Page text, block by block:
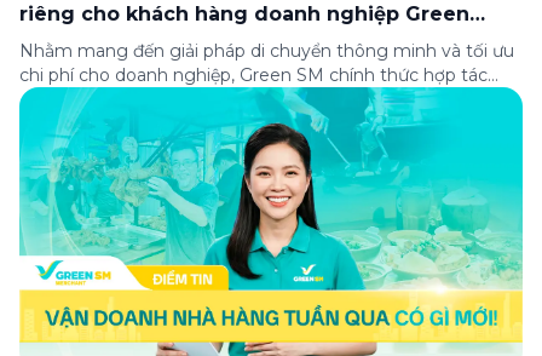
riêng cho khách hàng doanh nghiệp Green
Business
Nhằm mang đến giải pháp di chuyển thông minh và tối ưu
chi phí cho doanh nghiệp, Green SM chính thức hợp tác
cùng VPBank triển khai chương trình ưu đãi dành riêng cho
khách hàng đăng ký thẻ Doanh nghiệp Green Business.
Thông qua chương trình, doanh nghiệp có thể tận hưởng
nhiều ưu […]